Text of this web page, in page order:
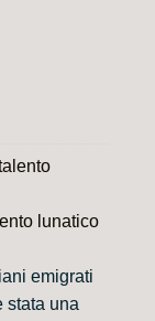
lunatico
emigrati
stata una